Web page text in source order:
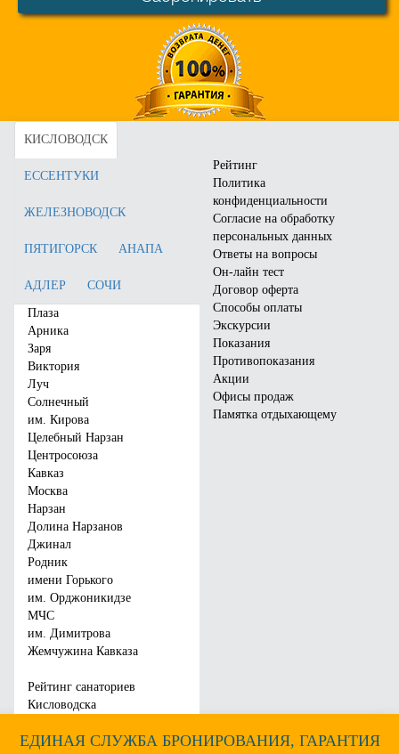
Санаторий «имени 30-лет
Железноводск
41
Цена от:4750руб.
Забронировать
Цена от:4750руб.
Город:
Отзывы:
Цена от:
Санаторий «Виктория»
Город:Ессентуки
КИСЛОВОДСК
ЕССЕНТУКИ
ЖЕЛЕЗНОВОДСК
ПЯТИГОРСК АНАПА
АДЛЕР СОЧИ
Плаза
Арника
Заря
Виктория
Луч
Солнечный
им. Кирова
Целебный Нарзан
Центросоюза
Кавказ
Москва
Нарзан
Долина Нарзанов
Джинал
Родник
имени Горького
им. Орджоникидзе
МЧС
им. Димитрова
Жемчужина Кавказа
Рейтинг санаториев
Кисловодска
Рейтинг
Политика
конфиденциальности
Согласие на обработку
персональных данных
Ответы на вопросы
Он-лайн тест
Договор оферта
Способы оплаты
Экскурсии
Показания
Противопоказания
Акции
Офисы продаж
Памятка отдыхающему
ЕДИНАЯ СЛУЖБА БРОНИРОВАНИЯ, ГАРАНТИЯ